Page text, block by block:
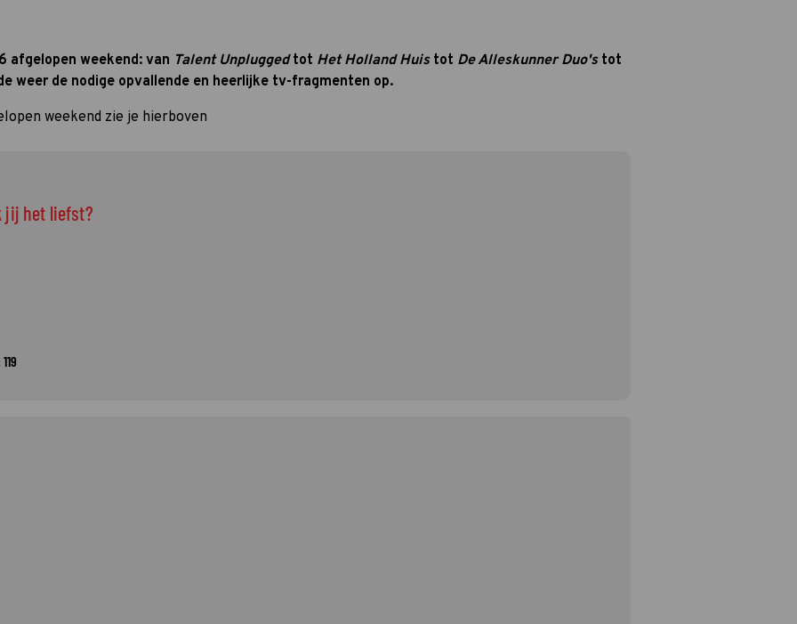
afgelopen weekend: van Talent Unpluggedtot Het Holland Huistot De Alleskunner Duo's tot
weer de nodige opvallende en heerlijke tv-fragmenten op.
weekend zie je hierboven
jij het liefst?